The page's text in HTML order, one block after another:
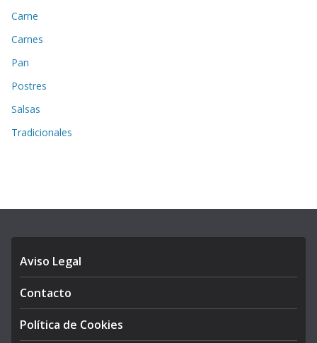
Carne
Carnes
Pan
Postres
Salsas
Tradicionales
Aviso Legal
Contacto
Política de Cookies